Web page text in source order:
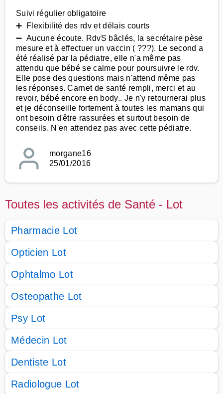
Suivi régulier obligatoire
➕ Flexibilité des rdv et délais courts
➖ Aucune écoute. RdvS bâclés, la secrétaire pèse
mesure et à effectuer un vaccin ( ???). Le second a
été réalisé par la pédiatre, elle n'a même pas
attendu que bébé se calme pour poursuivre le rdv.
Elle pose des questions mais n'attend même pas
les réponses. Carnet de santé rempli, merci et au
revoir, bébé encore en body.. Je n'y retournerai plus
et je déconseille fortement à toutes les mamans qui
ont besoin d'être rassurées et surtout besoin de
conseils. N'en attendez pas avec cette pédiatre.
morgane16
25/01/2016
Toutes les activités de Santé - Lot
Pharmacie Lot
Opticien Lot
Ophtalmo Lot
Osteopathe Lot
Psy Lot
Médecin Lot
Dentiste Lot
Radiologue Lot